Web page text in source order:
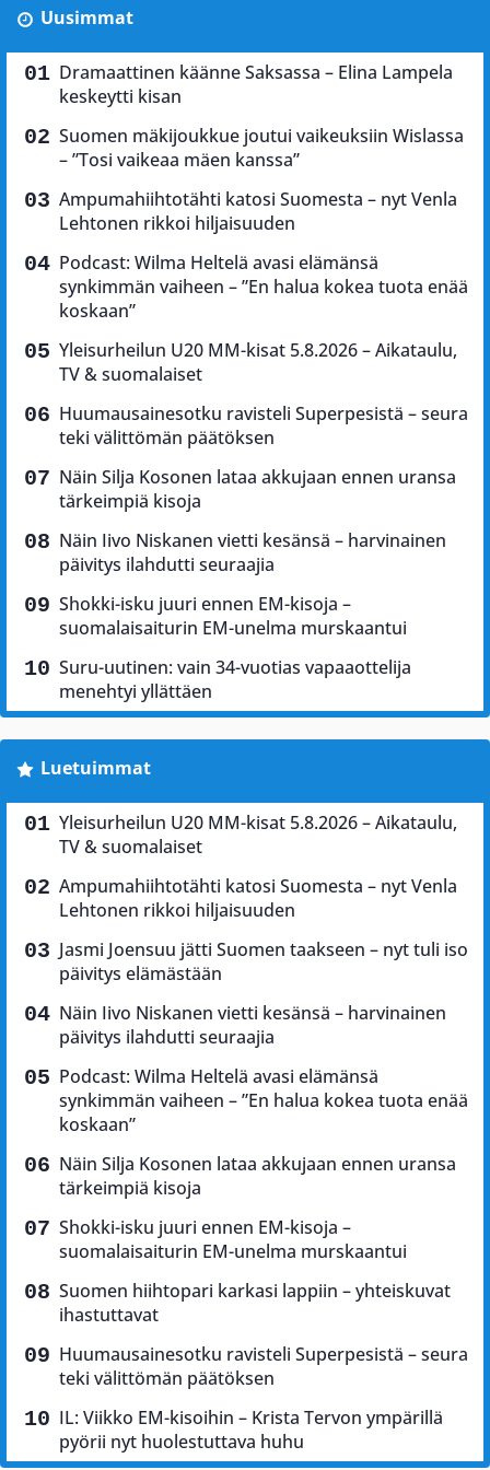
Uusimmat
Dramaattinen käänne Saksassa – Elina Lampela
keskeytti kisan
Suomen mäkijoukkue joutui vaikeuksiin Wislassa
– ”Tosi vaikeaa mäen kanssa”
Ampumahiihtotähti katosi Suomesta – nyt Venla
Lehtonen rikkoi hiljaisuuden
Podcast: Wilma Heltelä avasi elämänsä
synkimmän vaiheen – ”En halua kokea tuota enää
koskaan”
Yleisurheilun U20 MM-kisat 5.8.2026 – Aikataulu,
TV & suomalaiset
Huumausainesotku ravisteli Superpesistä – seura
teki välittömän päätöksen
Näin Silja Kosonen lataa akkujaan ennen uransa
tärkeimpiä kisoja
Näin Iivo Niskanen vietti kesänsä – harvinainen
päivitys ilahdutti seuraajia
Shokki-isku juuri ennen EM-kisoja –
suomalaisaiturin EM-unelma murskaantui
Suru-uutinen: vain 34-vuotias vapaaottelija
menehtyi yllättäen
Luetuimmat
Yleisurheilun U20 MM-kisat 5.8.2026 – Aikataulu,
TV & suomalaiset
Ampumahiihtotähti katosi Suomesta – nyt Venla
Lehtonen rikkoi hiljaisuuden
Jasmi Joensuu jätti Suomen taakseen – nyt tuli iso
päivitys elämästään
Näin Iivo Niskanen vietti kesänsä – harvinainen
päivitys ilahdutti seuraajia
Podcast: Wilma Heltelä avasi elämänsä
synkimmän vaiheen – ”En halua kokea tuota enää
koskaan”
Näin Silja Kosonen lataa akkujaan ennen uransa
tärkeimpiä kisoja
Shokki-isku juuri ennen EM-kisoja –
suomalaisaiturin EM-unelma murskaantui
Suomen hiihtopari karkasi lappiin – yhteiskuvat
ihastuttavat
Huumausainesotku ravisteli Superpesistä – seura
teki välittömän päätöksen
IL: Viikko EM-kisoihin – Krista Tervon ympärillä
pyörii nyt huolestuttava huhu